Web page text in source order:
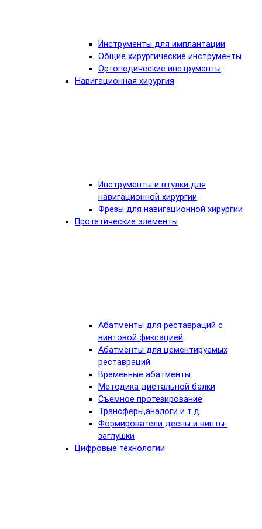
Инструменты для имплантации
Общие хирургические инструменты
Ортопедические инструменты
Навигационная хирургия
Инструменты и втулки для
навигационной хирургии
Фрезы для навигационной хирургии
Протетические элементы
Абатменты для реставраций с
винтовой фиксацией
Абатменты для цементируемых
реставраций
Временные абатменты
Методика дистальной балки
Съемное протезирование
Трансферы,аналоги и т.д.
Формирователи десны и винты-
заглушки
Цифровые технологии